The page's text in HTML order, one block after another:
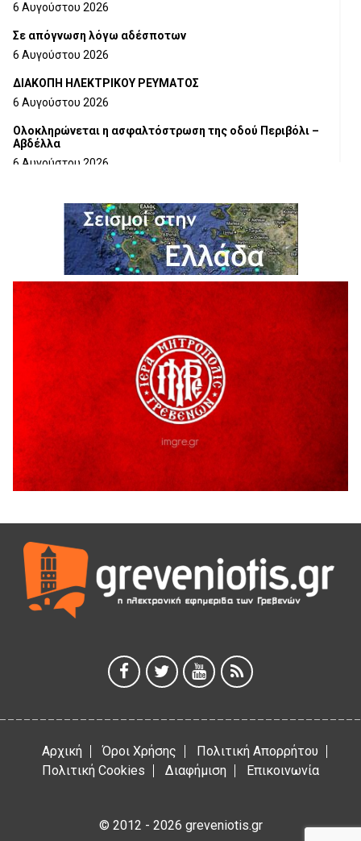
6 Αυγούστου 2026
Σε απόγνωση λόγω αδέσποτων
6 Αυγούστου 2026
ΔΙΑΚΟΠΗ ΗΛΕΚΤΡΙΚΟΥ ΡΕΥΜΑΤΟΣ
6 Αυγούστου 2026
Ολοκληρώνεται η ασφαλτόστρωση της οδού Περιβόλι –
Αβδέλλα
6 Αυγούστου 2026
5 Αυγούστου 2026
Ο ΑΝΔΡΕΑΣ ΑΣΛΑΝΙΔΗΣ ΣΥΝΕΧΙΖΕΙ ΣΤΟΝ ΠΡΩΤΕΑ
ΓΡΕΒΕΝΩΝ
5 Αυγούστου 2026
Ευχαριστήριο Εκπολιτιστικού Συλλόγου Ταξιάρχη προς κ.
Παρασχάκη Αθανάσιο
5 Αυγούστου 2026
Διακοπή υδροδότησης του Α΄ κλάδου ύδρευσης
5 Αυγούστου 2026
Η Marseaux στα Γρεβενά για μια μοναδική συναυλία
5 Αυγούστου 2026
Θερινό Σινεμά στο πλαίσιο του «Πολιτιστικού
Καλοκαιριού 2026» με την βραβευμένη ταινία «Μικρές
Ανάσες».
εξοπλισμού γυμναστηρίου
5 Αυγούστου 2026
ΑΗ ΛΑΟΣ | 5 Αυγούστου | Υπαίθριο Θέατρο “Καστράκι”,
Γρεβενά
5 Αυγούστου 2026
5 Αυγούστου 2026
Αρχική Όροι Χρήσης
Πολιτική Απορρήτου
Πολιτική Cookies
Διαφήμιση Επικοινωνία
© 2012 - 2026 greveniotis.gr